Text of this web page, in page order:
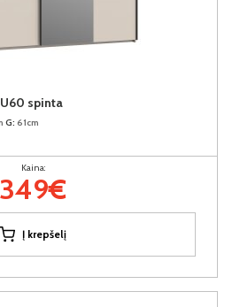
spinta
G: 61cm
Kaina:
349€
Į krepšelį